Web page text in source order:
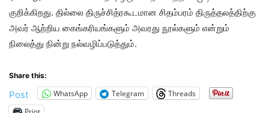
குறிக்கிறது. தில்லை திருச்சித்ரகூடமான சிதம்பரம் திருத்தலத்திற்கு
அவர் ஆற்றிய கைங்கரியங்களும் அவரது நூல்களும் என்றும்
நிலைத்து நின்று நல்வழிப்படுத்தும்.
Share this:
Post WhatsApp Telegram
Threads